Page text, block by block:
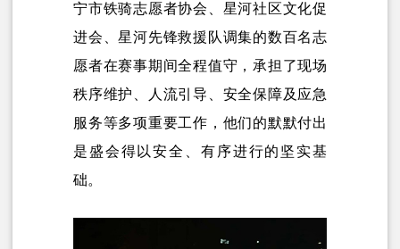
宁市铁骑志愿者协会、星河社区文化促
进会、星河先锋救援队调集的数百名志
愿者在赛事期间全程值守，承担了现场
秩序维护、人流引导、安全保障及应急
服务等多项重要工作，他们的默默付出
是盛会得以安全、有序进行的坚实基
础。